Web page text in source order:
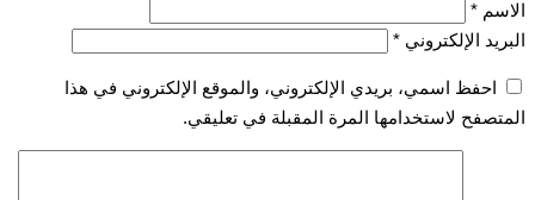
*
الإلكتروني *
احفظ اسمي، بريدي الإلكتروني، والموقع الإلكتروني في هذا
لاستخدامها المرة المقبلة في تعليقي.